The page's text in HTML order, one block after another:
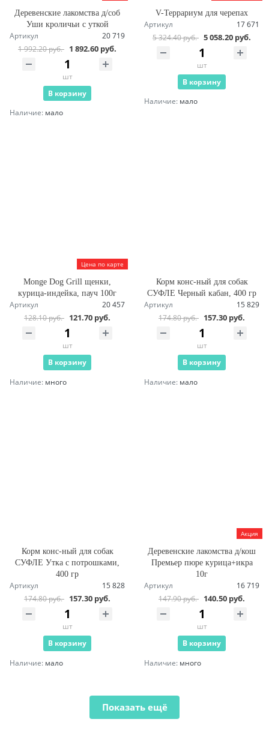
Деревенские лакомства д/соб
Уши кроличьи с уткой
Артикул
20 719
1 992.20 руб. 1 892.60 руб.
шт
В корзину
Наличие: мало
V-Террариум для черепах
Артикул
17 671
5 324.40 руб. 5 058.20 руб.
шт
В корзину
Наличие: мало
Цена по карте
Monge Dog Grill щенки,
курица-индейка, пауч 100г
Артикул
20 457
128.10 руб. 121.70 руб.
шт
В корзину
Наличие: много
Корм конс-ный для собак
СУФЛЕ Черный кабан, 400 гр
Артикул
15 829
174.80 руб. 157.30 руб.
шт
В корзину
Наличие: мало
Корм конс-ный для собак
СУФЛЕ Утка с потрошками,
400 гр
Артикул
15 828
174.80 руб. 157.30 руб.
шт
В корзину
Наличие: мало
Акция
Деревенские лакомства д/кош
Премьер пюре курица+икра
10г
Артикул
16 719
147.90 руб. 140.50 руб.
шт
В корзину
Наличие: много
Показать ещё